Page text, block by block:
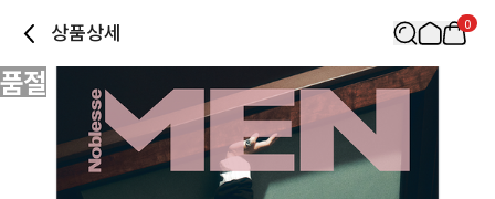
상품상세 0
품절